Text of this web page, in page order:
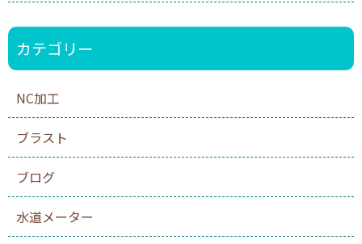
カテゴリー
NC加工
ブラスト
ブログ
水道メーター